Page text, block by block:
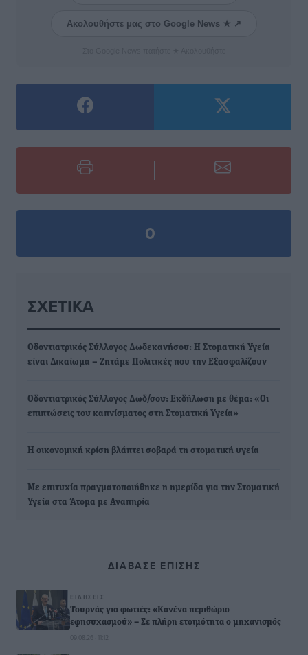
Ακολουθήστε μας στο Google News ★ ↗
0
ΣΧΕΤΙΚΆ
Οδοντιατρικός Σύλλογος Δωδεκανήσου: Η Στοματική Υγεία
είναι Δικαίωμα – Ζητάμε Πολιτικές που την Εξασφαλίζουν
Οδοντιατρικός Σύλλογος Δωδ/σου: Εκδήλωση με θέμα: «Οι
επιπτώσεις του καπνίσματος στη Στοματική Υγεία»
Η οικονομική κρίση βλάπτει σοβαρά τη στοματική υγεία
Με επιτυχία πραγματοποιήθηκε η ημερίδα για την Στοματική
Υγεία στα Άτομα με Αναπηρία
ΔΙΑΒΑΣΕ ΕΠΙΣΗΣ
ΕΙΔΉΣΕΙΣ
Τουρνάς για φωτιές: «Κανένα περιθώριο
εφησυχασμού» – Σε πλήρη ετοιμότητα ο μηχανισμός
09.08.26 · 11:12